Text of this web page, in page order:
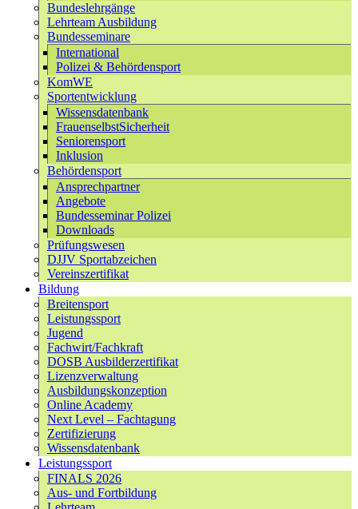
Bundeslehrgänge
Lehrteam Ausbildung
Bundesseminare
International
Polizei & Behördensport
KomWE
Sportentwicklung
Wissensdatenbank
FrauenselbstSicherheit
Seniorensport
Inklusion
Behördensport
Ansprechpartner
Angebote
Bundesseminar Polizei
Downloads
Prüfungswesen
DJJV Sportabzeichen
Vereinszertifikat
Bildung
Breitensport
Leistungssport
Jugend
Fachwirt/Fachkraft
DOSB Ausbilderzertifikat
Lizenzverwaltung
Ausbildungskonzeption
Online Academy
Next Level – Fachtagung
Zertifizierung
Wissensdatenbank
Leistungssport
FINALS 2026
Aus- und Fortbildung